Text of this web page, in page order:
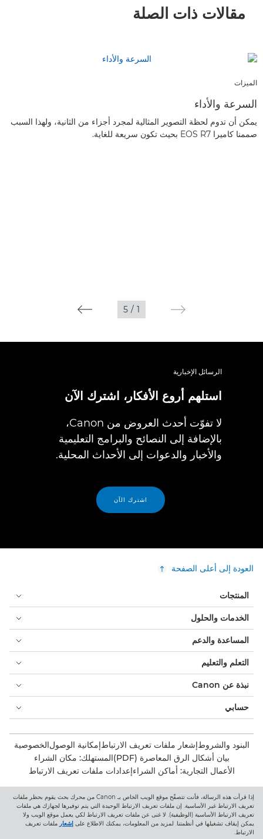
مقالات ذات الصلة
الميزات
السرعة والأداء
يمكن أن تدوم لحظة التصوير المثالية لمجرد أجزاء من الثانية، ولهذا السبب
صممنا كاميرا EOS R7 بحيث تكون سريعة للغاية.
1
/
5
الرسائل الإخبارية
استلهم أروع الأفكار، اشترك الآن
لا تفوّت أحدث العروض من Canon،
بالإضافة إلى النصائح والبرامج التعليمية
والأخبار والدعوات إلى الأحداث المحلية.
اشترك الآن
إذا قرأت هذه الرسالة، فأنت تتصفّح موقع الويب الخاص بـ Canon من محرك بحث يقوم بحظر ملفات
تعريف الارتباط غير الأساسية. إن ملفات تعريف الارتباط الوحيدة التي يتم توفيرها لجهازك هي ملفات
تعريف الارتباط الأساسية (الوظيفية). لا غنى عن ملفات تعريف الارتباط لكي يعمل موقع الويب ولا
يمكن إيقاف تشغيلها في أنظمتنا. لمزيد من المعلومات، يمكنك الاطلاع على إشعار ملفات تعريف
الارتباط.
العودة إلى أعلى الصفحة
المنتجات
الخدمات والحلول
المساعدة والدعم
التعلم والتعليم
نبذة عن Canon
حسابي
البنود والشروطإشعار ملفات تعريف الارتباطإمكانية الوصولالخصوصية
بيان أشكال الرق المعاصرة (PDF)
المستهلك: مكان الشراء
الأعمال التجارية: أماكن الشراءإعدادات ملفات تعريف الارتباط
Canon Central and North Africa